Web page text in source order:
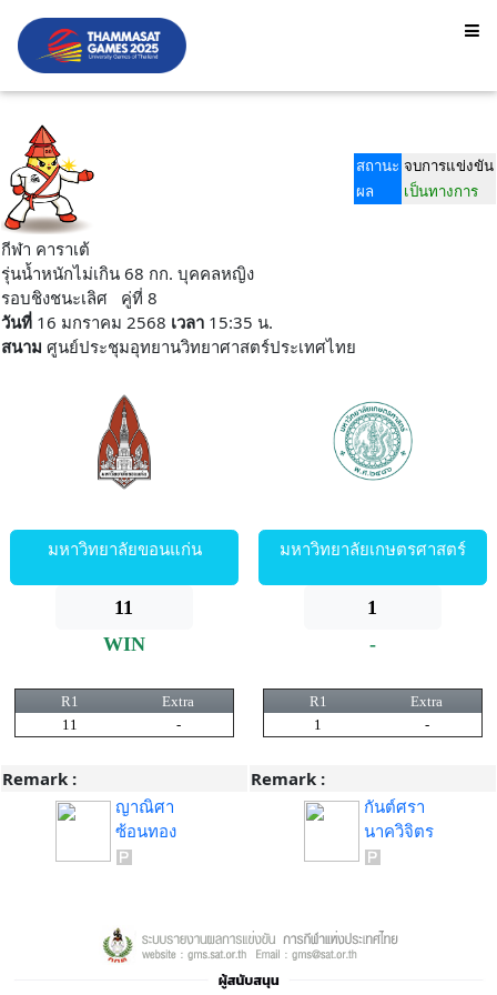
สถานะ จบการแข่งขัน
ผล
เป็นทางการ
กีฬา คาราเต้
รุ่นน้ำหนักไม่เกิน 68 กก. บุคคลหญิง
รอบชิงชนะเลิศ คู่ที่ 8
วันที่ 16 มกราคม 2568 เวลา 15:35 น.
สนาม ศูนย์ประชุมอุทยานวิทยาศาสตร์ประเทศไทย
มหาวิทยาลัยขอนแก่น
11
WIN
R1
Extra
11
-
Remark :
ญาณิศา
ซ้อนทอง
มหาวิทยาลัยเกษตรศาสตร์
1
-
R1
Extra
1
-
Remark :
กันต์ศรา
นาควิจิตร